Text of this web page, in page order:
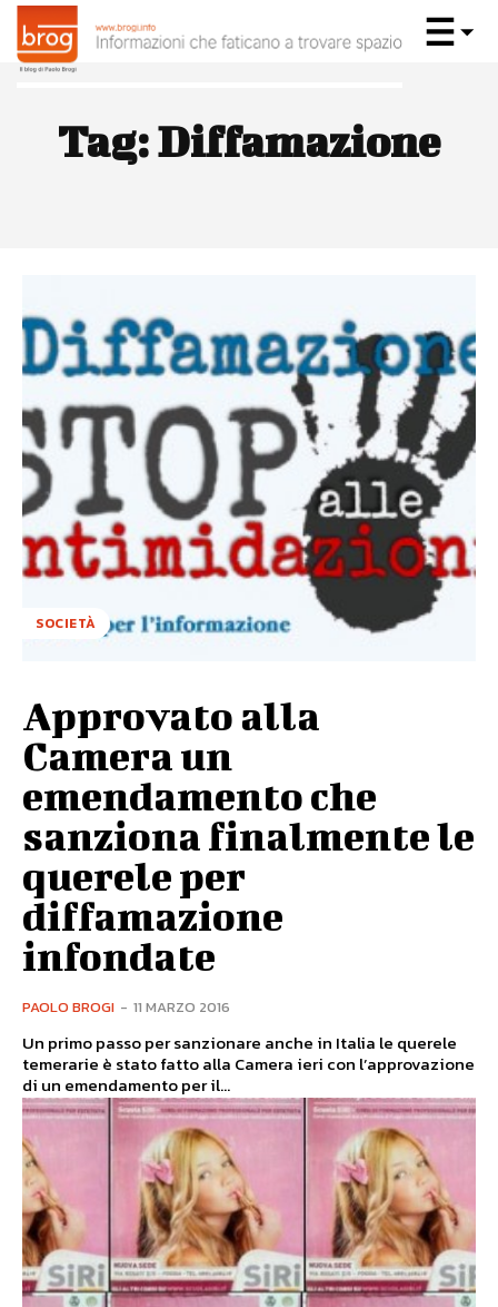
Tag:Diffamazione
SOCIETÀ
Approvato alla
Camera un
emendamento che
sanziona finalmente le
querele per
diffamazione
infondate
PAOLO BROGI - 11 MARZO 2016
Un primo passo per sanzionare anche in Italia le querele
temerarie è stato fatto alla Camera ieri con l’approvazione
di un emendamento per il...